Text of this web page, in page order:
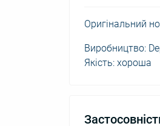
Оригінальний
Виробництво:
Якість: хороша